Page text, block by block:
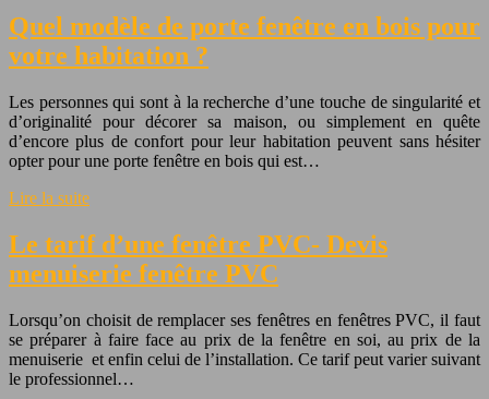
Quel modèle de porte fenêtre en bois pour
votre habitation ?
Les personnes qui sont à la recherche d’une touche de singularité et
d’originalité pour décorer sa maison, ou simplement en quête
d’encore plus de confort pour leur habitation peuvent sans hésiter
opter pour une porte fenêtre en bois qui est…
Lire la suite
Le tarif d’une fenêtre PVC- Devis
menuiserie fenêtre PVC
Lorsqu’on choisit de remplacer ses fenêtres en fenêtres PVC, il faut
se préparer à faire face au prix de la fenêtre en soi, au prix de la
menuiserie et enfin celui de l’installation. Ce tarif peut varier suivant
le professionnel…